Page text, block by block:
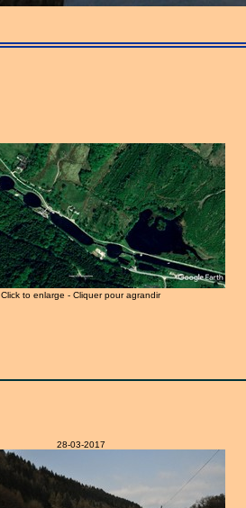
Click to enlarge - Cliquer pour agrandir
28-03-2017